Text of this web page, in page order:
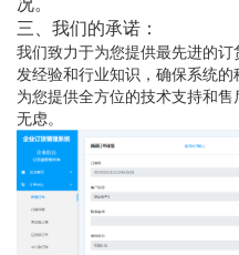
况。
三、我们的承诺：
我们致力于为您提供最先进的
发经验和行业知识，确保系统
为您提供全方位的技术支持和
无虑。